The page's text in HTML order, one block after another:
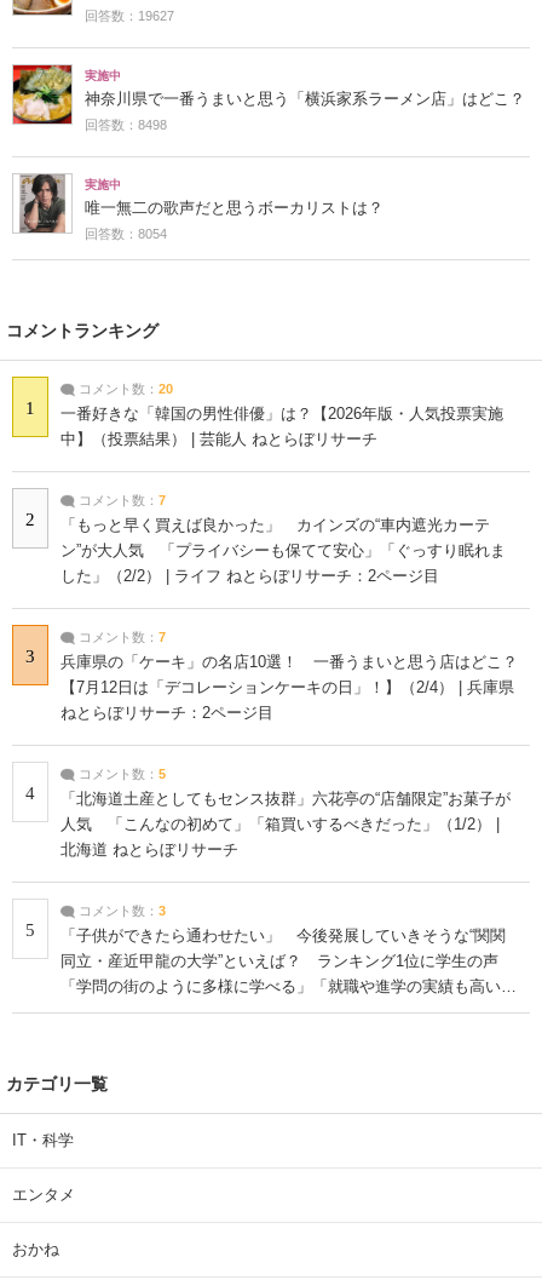
回答数：19627
実施中
神奈川県で一番うまいと思う「横浜家系ラーメン店」はどこ？
回答数：8498
実施中
唯一無二の歌声だと思うボーカリストは？
回答数：8054
コメントランキング
1
コメント数： 20
一番好きな「韓国の男性俳優」は？【2026年版・人気投票実施
中】（投票結果） | 芸能人 ねとらぼリサーチ
2
コメント数： 7
「もっと早く買えば良かった」 カインズの“車内遮光カーテ
ン”が大人気 「プライバシーも保てて安心」「ぐっすり眠れま
した」（2/2） | ライフ ねとらぼリサーチ：2ページ目
3
コメント数： 7
兵庫県の「ケーキ」の名店10選！ 一番うまいと思う店はどこ？
【7月12日は「デコレーションケーキの日」！】（2/4） | 兵庫県
ねとらぼリサーチ：2ページ目
4
コメント数： 5
「北海道土産としてもセンス抜群」六花亭の“店舗限定”お菓子が
人気 「こんなの初めて」「箱買いするべきだった」（1/2） |
北海道 ねとらぼリサーチ
5
コメント数： 3
「子供ができたら通わせたい」 今後発展していきそうな“関関
同立・産近甲龍の大学”といえば？ ランキング1位に学生の声
「学問の街のように多様に学べる」「就職や進学の実績も高い」
| 大学 ねとらぼリサーチ
カテゴリ一覧
IT・科学
エンタメ
おかね